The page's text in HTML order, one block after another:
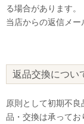
る場合があります。
当店からの返信メー
返品交換につい
原則として初期不
品・交換は承ってお